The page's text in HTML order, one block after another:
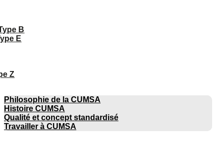
B
E
Z
Philosophie de la CUMSA
Histoire CUMSA
Qualité et concept standardisé
Travailler à CUMSA